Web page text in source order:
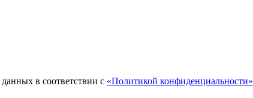
в соответствии с «Политикой конфиденциальности»